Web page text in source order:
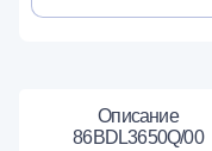
Описание
86BDL3650Q/00